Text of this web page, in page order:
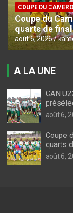
COUPE DU
Coupe du
quarts de
août 6, 2026
A LA UNE
CAN
août 6,
Coupe
quarts
août 6,